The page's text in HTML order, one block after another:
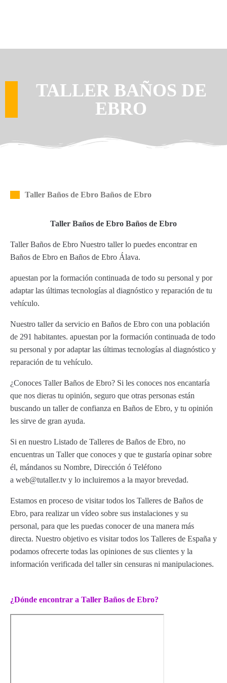
TALLER BAÑOS DE
EBRO
Taller Baños de Ebro Baños de Ebro
Taller Baños de Ebro Baños de Ebro
Taller Baños de Ebro Nuestro taller lo puedes encontrar en
Baños de Ebro en Baños de Ebro Álava.
apuestan por la formación continuada de todo su personal y por
adaptar las últimas tecnologías al diagnóstico y reparación de tu
vehículo.
Nuestro taller da servicio en Baños de Ebro con una población
de 291 habitantes. apuestan por la formación continuada de todo
su personal y por adaptar las últimas tecnologías al diagnóstico y
reparación de tu vehículo.
¿Conoces Taller Baños de Ebro? Si les conoces nos encantaría
que nos dieras tu opinión, seguro que otras personas están
buscando un taller de confianza en Baños de Ebro, y tu opinión
les sirve de gran ayuda.
Si en nuestro Listado de Talleres de Baños de Ebro, no
encuentras un Taller que conoces y que te gustaría opinar sobre
él, mándanos su Nombre, Dirección ó Teléfono
a web@tutaller.tv y lo incluiremos a la mayor brevedad.
Estamos en proceso de visitar todos los Talleres de Baños de
Ebro, para realizar un vídeo sobre sus instalaciones y su
personal, para que les puedas conocer de una manera más
directa. Nuestro objetivo es visitar todos los Talleres de España y
podamos ofrecerte todas las opiniones de sus clientes y la
información verificada del taller sin censuras ni manipulaciones.
¿Dónde encontrar a Taller Baños de Ebro?